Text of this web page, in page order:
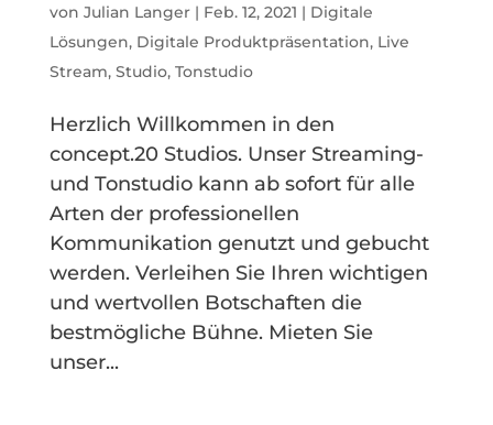
von Julian Langer| Feb. 12, 2021 | Digitale
Lösungen, Digitale Produktpräsentation, Live
Stream, Studio, Tonstudio
Herzlich Willkommen in den
concept.20 Studios. Unser Streaming-
und Tonstudio kann ab sofort für alle
Arten der professionellen
Kommunikation genutzt und gebucht
werden. Verleihen Sie Ihren wichtigen
und wertvollen Botschaften die
bestmögliche Bühne. Mieten Sie
unser...